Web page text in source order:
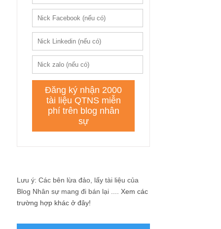
Lưu ý: Các bên lừa đảo, lấy tài liệu của
Blog Nhân sự mang đi bán lại .... Xem các
trường hợp khác ở đây!